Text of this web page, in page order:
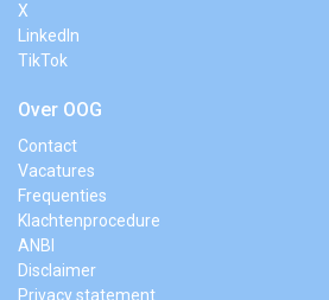
X
LinkedIn
TikTok
Over OOG
Contact
Vacatures
Frequenties
Klachtenprocedure
ANBI
Disclaimer
Privacy statement